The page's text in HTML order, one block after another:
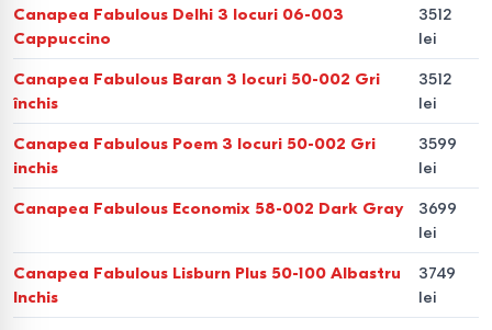
standardele de planificare (seriile 143, MS, Cahul), pentru
ca canapeaua să se încadreze armonios:
Înălțimea șezutului.
42-45 cm — optim pentru a elibera
tensiunea din articulații și vasele picioarelor (unghiul
corect la genunchi este de 90°).
Adâncimea șezutului.Ideal 55-60 cm. La o adâncime mai
zonei lombare.
Spațiul de dormit.Pentru doi adulți, standardul începe de
Canapea Fabulous Delhi 3 locuri 06-003
Cappuccino
3512
lei
Canapea Fabulous Baran 3 locuri 50-002 Gri
închis
3512
lei
Canapea Fabulous Poem 3 locuri 50-002 Gri
inchis
3599
lei
Canapea Fabulous Economix 58-002 Dark Gray
3699
lei
Canapea Fabulous Lisburn Plus 50-100 Albastru
Inchis
3749
lei